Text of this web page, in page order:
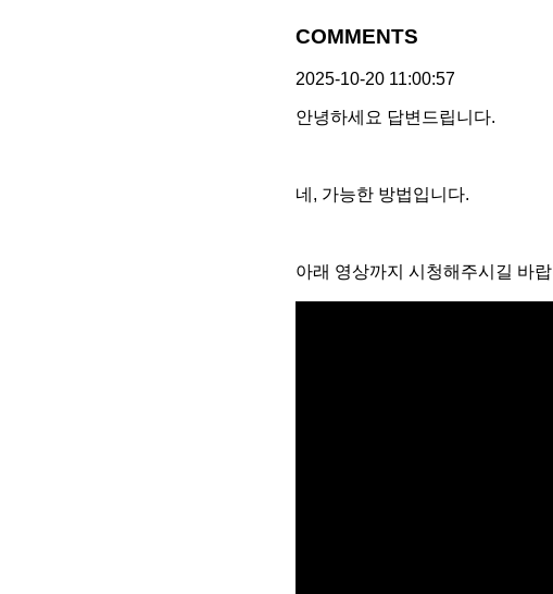
COMMENTS
2025-10-20 11:00:57
안녕하세요 답변드립니다.
네, 가능한 방법입니다.
아래 영상까지 시청해주시길 바